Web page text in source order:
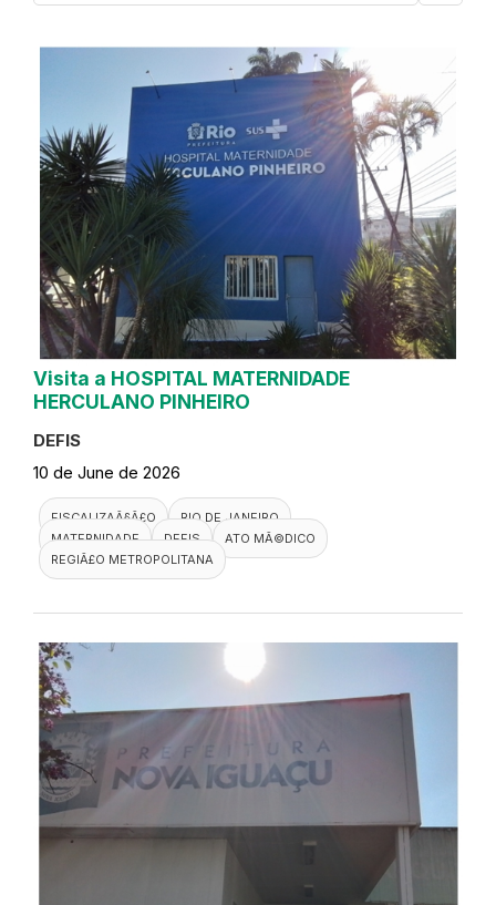
Visita a HOSPITAL MATERNIDADE
HERCULANO PINHEIRO
DEFIS
10 de June de 2026
FISCALIZAÃ§Ã£O
RIO DE JANEIRO
MATERNIDADE
DEFIS
ATO MÃ©DICO
REGIÃ£O METROPOLITANA